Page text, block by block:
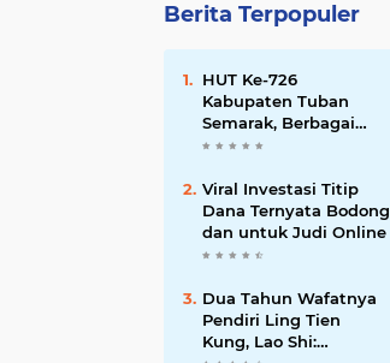
Berita Terpopuler
HUT Ke-726
Kabupaten Tuban
Semarak, Berbagai
Prestasinya Pun
Viral Investasi Titip
Dana Ternyata Bodong
dan untuk Judi Online
Dua Tahun Wafatnya
Pendiri Ling Tien
Kung, Lao Shi: